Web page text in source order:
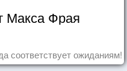
Макса Фрая
соответствует ожиданиям!